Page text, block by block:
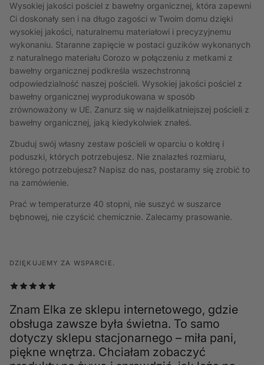
Wysokiej jakości pościel z bawełny organicznej, która zapewni
Ci doskonały sen i na długo zagości w Twoim domu dzięki
wysokiej jakości, naturalnemu materiałowi i precyzyjnemu
wykonaniu. Staranne zapięcie w postaci guzików wykonanych
z naturalnego materiału Corozo w połączeniu z metkami z
bawełny organicznej podkreśla wszechstronną
odpowiedzialność naszej pościeli. Wysokiej jakości pościel z
bawełny organicznej wyprodukowana w sposób
zrównoważony w UE. Zanurz się w najdelikatniejszej pościeli z
bawełny organicznej, jaką kiedykolwiek znałeś.
Zbuduj swój własny zestaw pościeli w oparciu o kołdrę i
poduszki, których potrzebujesz. Nie znalazłeś rozmiaru,
którego potrzebujesz? Napisz do nas, postaramy się zrobić to
na zamówienie.
Prać w temperaturze 40 stopni, nie suszyć w suszarce
bębnowej, nie czyścić chemicznie. Zalecamy prasowanie.
DZIĘKUJEMY ZA WSPARCIE.
Znam Elka ze sklepu internetowego, gdzie
obsługa zawsze była świetna. To samo
dotyczy sklepu stacjonarnego – miła pani,
piękne wnętrza. Chciałam zobaczyć